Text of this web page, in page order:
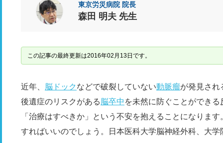
東京労災病院 院長
森田 明夫 先生
この記事の最終更新は2016年02月13日です。
近年、 脳ドック などで破裂していない動脈瘤が発見され
後遺症のリスクがある 脳卒中 を未然に防ぐことができ
「治療はすべきか」という不安を抱えることになりま
すればいいのでしょう。日本医科大学脳神経外科、大